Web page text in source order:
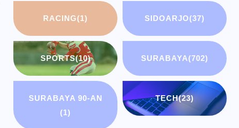
RACING(1) SIDOARJO(37)
SPORTS(10) SURABAYA(702)
SURABAYA 90-AN
(1)
TECH(23)